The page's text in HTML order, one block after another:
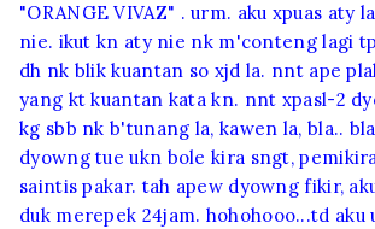
"ORANGE VIVAZ" . urm. aku xpuas aty
nie. ikut kn aty nie nk m'conteng lagi
dh nk blik kuantan so xjd la. nnt ape
yang kt kuantan kata kn. nnt xpasl-2
kg sbb nk b'tunang la, kawen la, bla..
dyowng tue ukn bole kira sngt,
saintis pakar. tah apew dyowng fikir,
duk merepek 24jam. hohohooo...td aku